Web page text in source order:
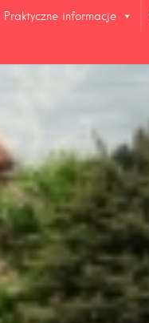
Praktyczne informacje